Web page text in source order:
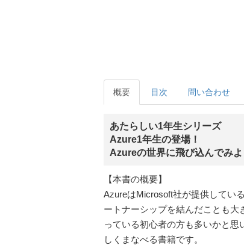
概要 目次 問い合わせ
あたらしい1年生シリーズ
Azure1年生の登場！
Azureの世界に飛び込んでみよ
【本書の概要】
AzureはMicrosoft社が提供してい
ートナーシップを結んだことも
っている初心者の方も多いかと
しくまなべる書籍です。